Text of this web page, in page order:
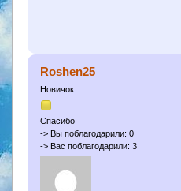
Roshen25
Новичок
Спасибо
-> Вы поблагодарили: 0
-> Вас поблагодарили: 3